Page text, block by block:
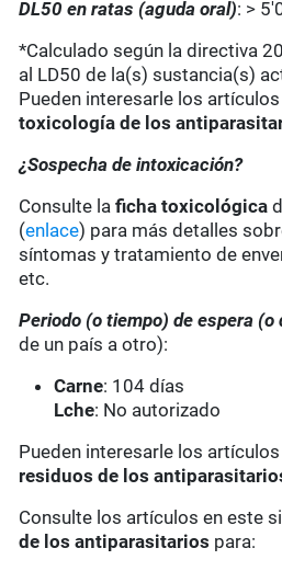
DL50 en ratas (aguda oral): >
*Calculado según la directiva
al LD50 de la(s) sustancia(s)
Pueden interesarle los
toxicología de los
¿Sospecha de intoxicación?
Consulte laficha toxicológica
(enlace) para más detalles
síntomas y tratamiento de
etc.
Periodo (o tiempo) de espera (o
de un país a otro):
Carne: 104 días
Lche: No autorizado
Pueden interesarle los
residuos de los
Consulte los artículos en este
de los antiparasitarios para: